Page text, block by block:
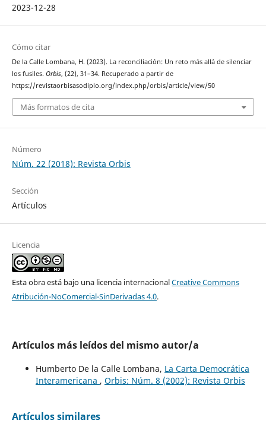
2023-12-28
Cómo citar
De la Calle Lombana, H. (2023). La reconciliación: Un reto más allá de silenciar
los fusiles. Orbis, (22), 31–34. Recuperado a partir de
https://revistaorbisasodiplo.org/index.php/orbis/article/view/50
Más formatos de cita
Número
Núm. 22 (2018): Revista Orbis
Sección
Artículos
Licencia
Esta obra está bajo una licencia internacionalCreative Commons
Atribución-NoComercial-SinDerivadas 4.0.
Artículos más leídos del mismo autor/a
Humberto De la Calle Lombana, La Carta Democrática
Interamericana , Orbis: Núm. 8 (2002): Revista Orbis
Artículos similares